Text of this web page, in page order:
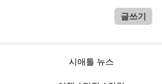
글쓰기
시애틀 뉴스